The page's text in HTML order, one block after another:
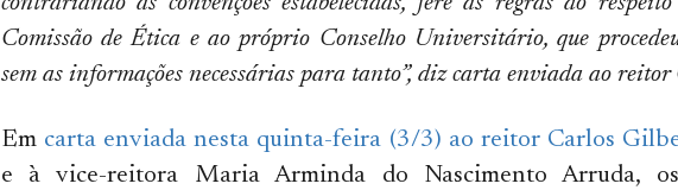
Comissão de Ética e ao próprio Conselho Universitário, que
sem as informações necessárias para tanto”, diz carta enviada ao
Em carta enviada nesta quinta-feira (3/3) ao reitor Carlos
e à vice-reitora Maria Arminda do Nascimento Arruda,